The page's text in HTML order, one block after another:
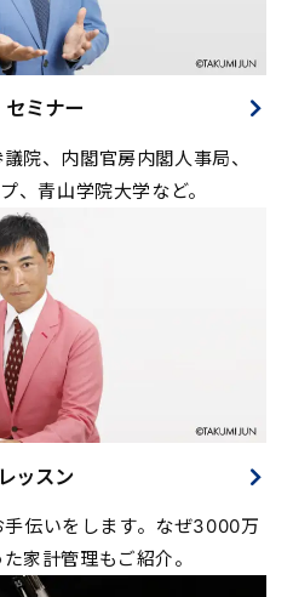
セミナー
院、内閣官房内閣人事局、
、青山学院大学など。
ッスン
伝いをします。なぜ3000万
家計管理もご紹介。